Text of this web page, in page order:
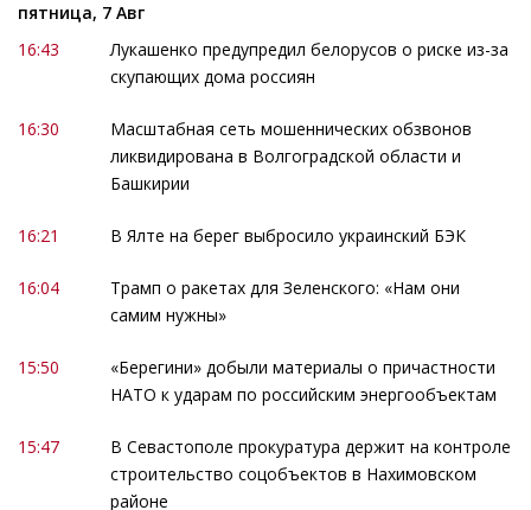
пятница, 7 Авг
16:43
Лукашенко предупредил белорусов о риске из-за
скупающих дома россиян
16:30
Масштабная сеть мошеннических обзвонов
ликвидирована в Волгоградской области и
Башкирии
16:21 В Ялте на берег выбросило украинский БЭК
16:04
Трамп о ракетах для Зеленского: «Нам они
самим нужны»
15:50
«Берегини» добыли материалы о причастности
НАТО к ударам по российским энергообъектам
15:47
В Севастополе прокуратура держит на контроле
строительство соцобъектов в Нахимовском
районе